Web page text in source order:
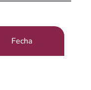
Fecha